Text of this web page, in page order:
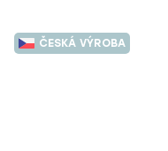
ČESKÁ VÝROBA